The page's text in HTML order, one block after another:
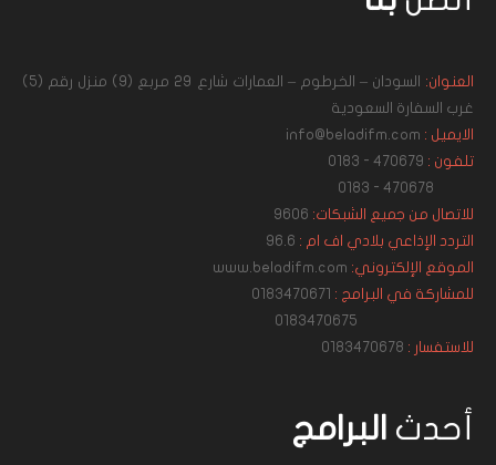
العنوان:
السودان – الخرطوم – العمارات شارع 29 مربع (9) منزل رقم (5)
غرب السفارة السعودية
الايميل :
تلفون :
للاتصال من جميع الشبكات:
التردد الإذاعي بلادي اف ام :
الموقع الإلكتروني:
للمشاركة في البرامج :
للاستفسار :
أحدث البرامج